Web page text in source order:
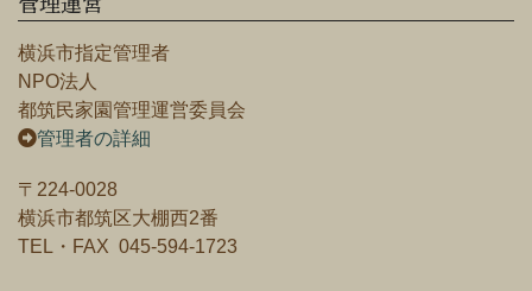
横浜市指定管理者
NPO法人
都筑民家園管理運営委員会
管理者の詳細
〒224-0028
横浜市都筑区大棚西2番
TEL・FAX 045-594-1723